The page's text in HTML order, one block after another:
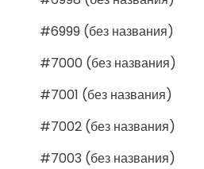
#6999 (без названия)
#7000 (без названия)
#7001 (без названия)
#7002 (без названия)
#7003 (без названия)